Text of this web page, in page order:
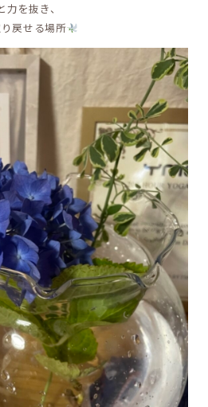
を抜き、
戻せる場所